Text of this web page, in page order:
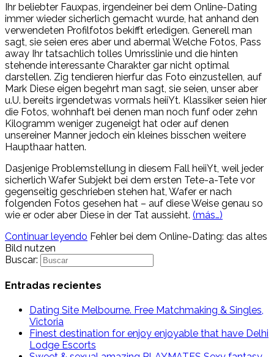
Ihr beliebter Fauxpas, irgendeiner bei dem Online-Dating
immer wieder sicherlich gemacht wurde, hat anhand den
verwendeten Profilfotos bekifft erledigen. Generell man
sagt, sie seien eres aber und abermal Welche Fotos, Pass
away Ihr tatsachlich tolles Umrisslinie und die hinten
stehende interessante Charakter gar nicht optimal
darstellen. Zig tendieren hierfur das Foto einzustellen, auf
Mark Diese eigen begehrt man sagt, sie seien, unser aber
u.U. bereits irgendetwas vormals heiiYt. Klassiker seien hier
die Fotos, wohnhaft bei denen man noch funf oder zehn
Kilogramm weniger zugeneigt hat oder auf denen
unsereiner Manner jedoch ein kleines bisschen weitere
Haupthaar hatten.
Dasjenige Problemstellung in diesem Fall heiiYt, weil jeder
sicherlich Wafer Subjekt bei dem ersten Tete-a-Tete vor
gegenseitig geschrieben stehen hat, Wafer er nach
folgenden Fotos gesehen hat – auf diese Weise genau so
wie er oder aber Diese in der Tat aussieht. (más…)
Continuar leyendo Fehler bei dem Online-Dating: das altes
Bild nutzen
Buscar:
Entradas recientes
Dating Site Melbourne. Free Matchmaking & Singles,
Victoria
Finest destination for enjoy enjoyable that have Delhi
Lodge Escorts